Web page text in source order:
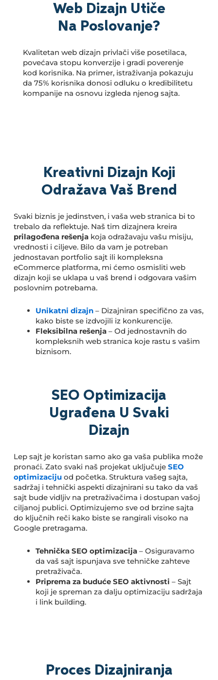
Web Dizajn Utiče
Na Poslovanje?
Kvalitetan web dizajn privlači više posetilaca,
povećava stopu konverzije i gradi poverenje
kod korisnika. Na primer, istraživanja pokazuju
da 75% korisnika donosi odluku o kredibilitetu
kompanije na osnovu izgleda njenog sajta.
Kreativni Dizajn Koji
Odražava Vaš Brend
Svaki biznis je jedinstven, i vaša web stranica bi to
trebalo da reflektuje. Naš tim dizajnera kreira
prilagođena rešenja koja odražavaju vašu misiju,
vrednosti i ciljeve. Bilo da vam je potreban
jednostavan portfolio sajt ili kompleksna
eCommerce platforma, mi ćemo osmisliti web
dizajn koji se uklapa u vaš brend i odgovara vašim
poslovnim potrebama.
Unikatni dizajn – Dizajniran specifično za vas,
kako biste se izdvojili iz konkurencije.
Fleksibilna rešenja – Od jednostavnih do
kompleksnih web stranica koje rastu s vašim
biznisom.
SEO Optimizacija
Ugrađena U Svaki
Dizajn
Lep sajt je koristan samo ako ga vaša publika može
pronaći. Zato svaki naš projekat uključujeSEO
optimizaciju od početka. Struktura vašeg sajta,
sadržaj i tehnički aspekti dizajnirani su tako da vaš
sajt bude vidljiv na pretraživačima i dostupan vašoj
ciljanoj publici. Optimizujemo sve od brzine sajta
do ključnih reči kako biste se rangirali visoko na
Google pretragama.
Tehnička SEO optimizacija – Osiguravamo
da vaš sajt ispunjava sve tehničke zahteve
pretraživača.
Priprema za buduće SEO aktivnosti – Sajt
koji je spreman za dalju optimizaciju sadržaja
i link building.
Proces Dizajniranja